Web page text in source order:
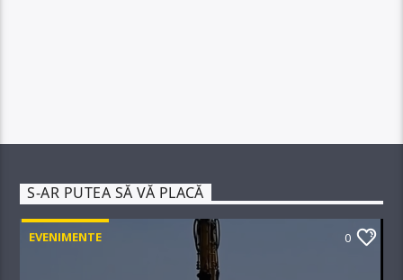
S-AR PUTEA SĂ VĂ PLACĂ
EVENIMENTE 0